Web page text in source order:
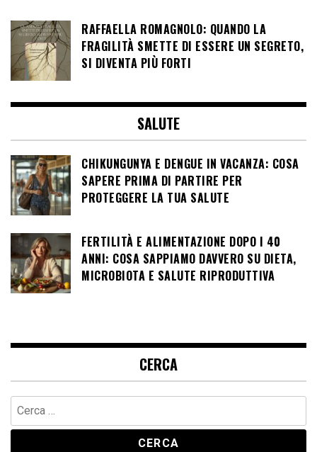
RAFFAELLA ROMAGNOLO: QUANDO LA
FRAGILITÀ SMETTE DI ESSERE UN SEGRETO,
SI DIVENTA PIÙ FORTI
SALUTE
CHIKUNGUNYA E DENGUE IN VACANZA: COSA
SAPERE PRIMA DI PARTIRE PER
PROTEGGERE LA TUA SALUTE
FERTILITÀ E ALIMENTAZIONE DOPO I 40
ANNI: COSA SAPPIAMO DAVVERO SU DIETA,
MICROBIOTA E SALUTE RIPRODUTTIVA
CERCA
Ricerca
per: